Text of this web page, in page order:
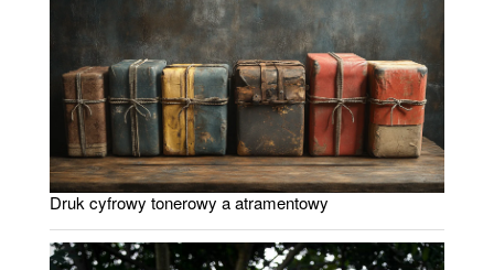
Druk cyfrowy tonerowy a atramentowy